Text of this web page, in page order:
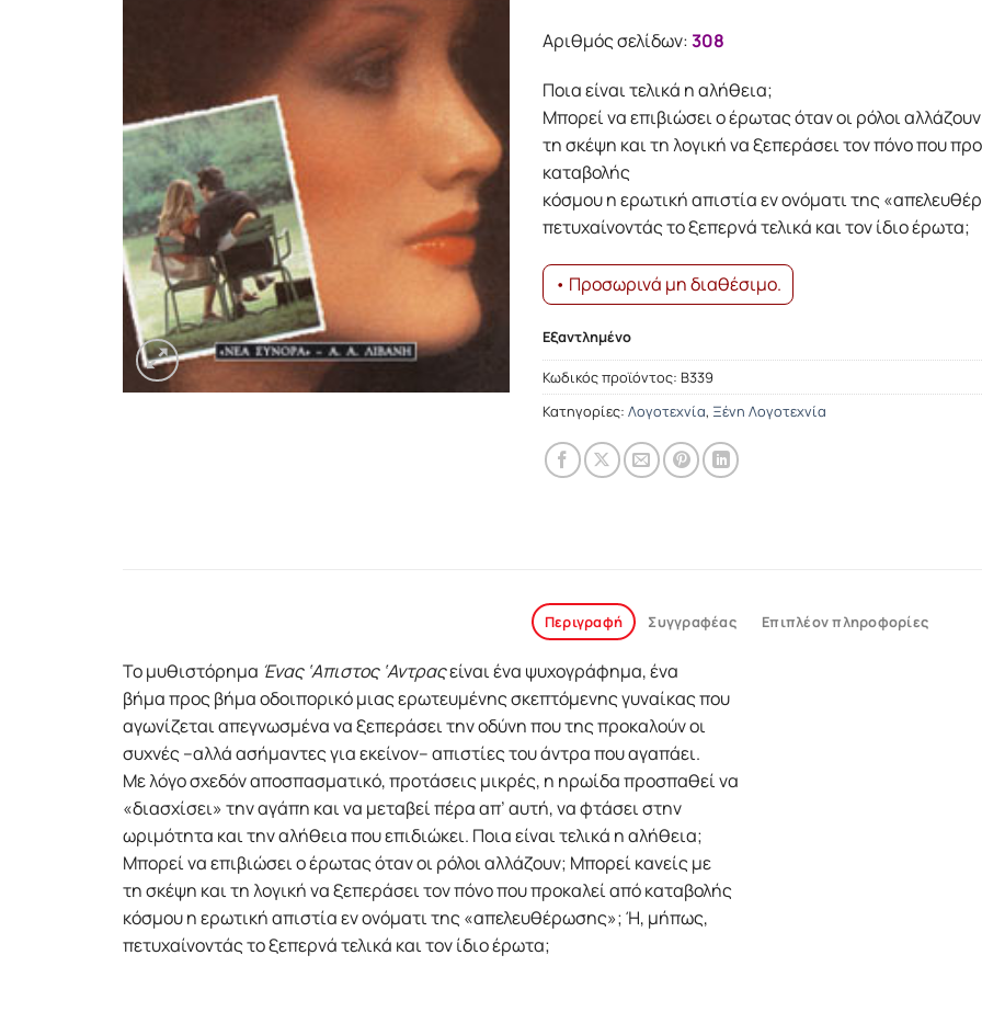
15.79€.
Αριθμός σελίδων:308
Ποια είναι τελικά η αλήθεια;
Μπορεί να επιβιώσει ο έρωτας όταν οι ρόλοι
τη σκέψη και τη λογική να ξεπεράσει τον πόνο που
καταβολής
κόσμου η ερωτική απιστία εν ονόματι της
πετυχαίνοντάς το ξεπερνά τελικά και τον ίδιο έρωτα;
• Προσωρινά μη διαθέσιμο.
Εξαντλημένο
Κωδικός προϊόντος:Β339
Κατηγορίες:Λογοτεχνία, Ξένη Λογοτεχνία
Περιγραφή Συγγραφέας Επιπλέον πληροφορίες
Το μυθιστόρημα Ένας ‘Απιστος ‘Αντραςείναι ένα ψυχογράφημα, ένα
βήμα προς βήμα οδοιπορικό μιας ερωτευμένης σκεπτόμενης γυναίκας που
αγωνίζεται απεγνωσμένα να ξεπεράσει την οδύνη που της προκαλούν οι
συχνές –αλλά ασήμαντες για εκείνον– απιστίες του άντρα που αγαπάει.
Με λόγο σχεδόν αποσπασματικό, προτάσεις μικρές, η ηρωίδα προσπαθεί να
«διασχίσει» την αγάπη και να μεταβεί πέρα απ’ αυτή, να φτάσει στην
ωριμότητα και την αλήθεια που επιδιώκει. Ποια είναι τελικά η αλήθεια;
Μπορεί να επιβιώσει ο έρωτας όταν οι ρόλοι αλλάζουν; Μπορεί κανείς με
τη σκέψη και τη λογική να ξεπεράσει τον πόνο που προκαλεί από καταβολής
κόσμου η ερωτική απιστία εν ονόματι της «απελευθέρωσης»; Ή, μήπως,
πετυχαίνοντάς το ξεπερνά τελικά και τον ίδιο έρωτα;